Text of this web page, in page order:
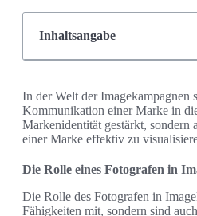
Inhaltsangabe
In der Welt der
Kommunikation einer Marke in
Markenidentität gestärkt, sondern
einer Marke effektiv zu
Die Rolle eines Fotografen in
Die Rolle des Fotografen in
Fähigkeiten mit, sondern sind